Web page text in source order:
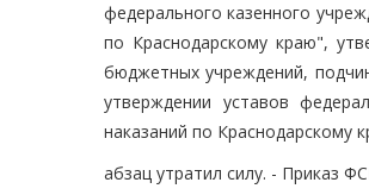
федерального казенного
по Краснодарскому краю",
бюджетных учреждений,
утверждении уставов
наказаний по Краснодарскому
абзац утратил силу. - Приказ